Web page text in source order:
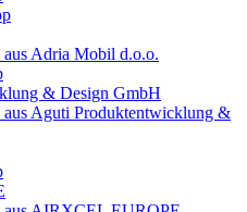
aus Adria Mobil d.o.o.
& Design GmbH
aus Aguti Produktentwicklung &